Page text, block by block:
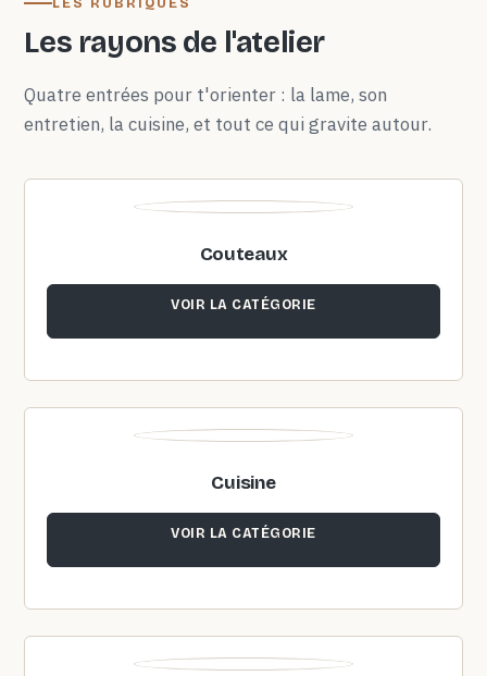
Les rayons de l'atelier
Quatre entrées pour t'orienter : la lame, son
entretien, la cuisine, et tout ce qui gravite autour.
Couteaux
VOIR LA CATÉGORIE
Cuisine
VOIR LA CATÉGORIE